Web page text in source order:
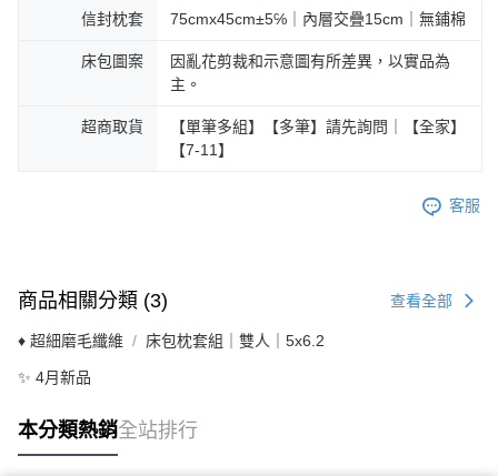
信封枕套 75cmx45cm±5℅｜內層交疊15cm｜無鋪棉
床包圖案
因亂花剪裁和示意圖有所差異，以實品為
主。
超商取貨
【單筆多組】【多筆】請先詢問｜【全家】
【7-11】
客服
商品相關分類 (3) 查看全部
♦ 超細磨毛纖維 床包枕套組｜雙人｜5x6.2
✨ 4月新品
本分類熱銷全站排行